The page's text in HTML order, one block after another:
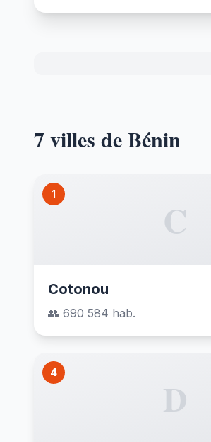
7 villes de Bénin
1
C
Cotonou
👥 690 584 hab.
4
D